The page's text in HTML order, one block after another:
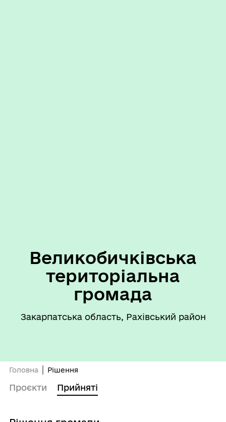
Великобичківська
територіальна
громада
Закарпатська область, Рахівський район
Головна Рішення
Проєкти Прийняті